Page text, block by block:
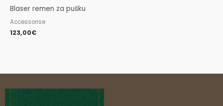
Blaser remen za pušku
Accessorise
123,00€